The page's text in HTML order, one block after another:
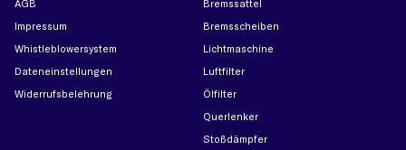
AGB
Impressum
Whistleblowersystem
Dateneinstellungen
Widerrufsbelehrung
Bremssattel
Bremsscheiben
Lichtmaschine
Luftfilter
Ölfilter
Querlenker
Stoßdämpfer